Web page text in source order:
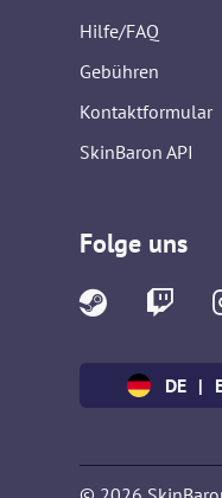
Hilfe/FAQ
Gebühren
Kontaktformular
SkinBaron API
Folge uns
DE |